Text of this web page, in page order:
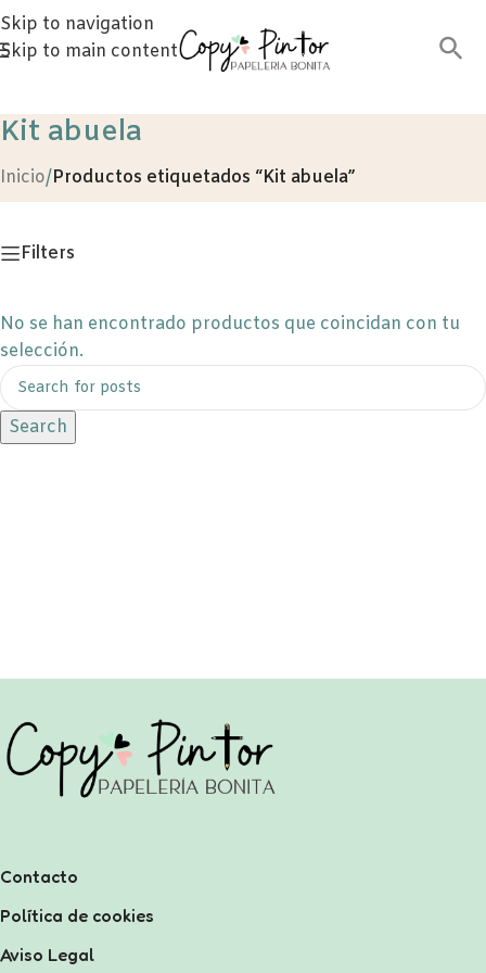
Skip to navigation
Skip to main content
Kit abuela
Inicio/Productos etiquetados “Kit abuela”
Filters
No se han encontrado productos que coincidan con tu
selección.
Search
Contacto
Política de cookies
Aviso Legal